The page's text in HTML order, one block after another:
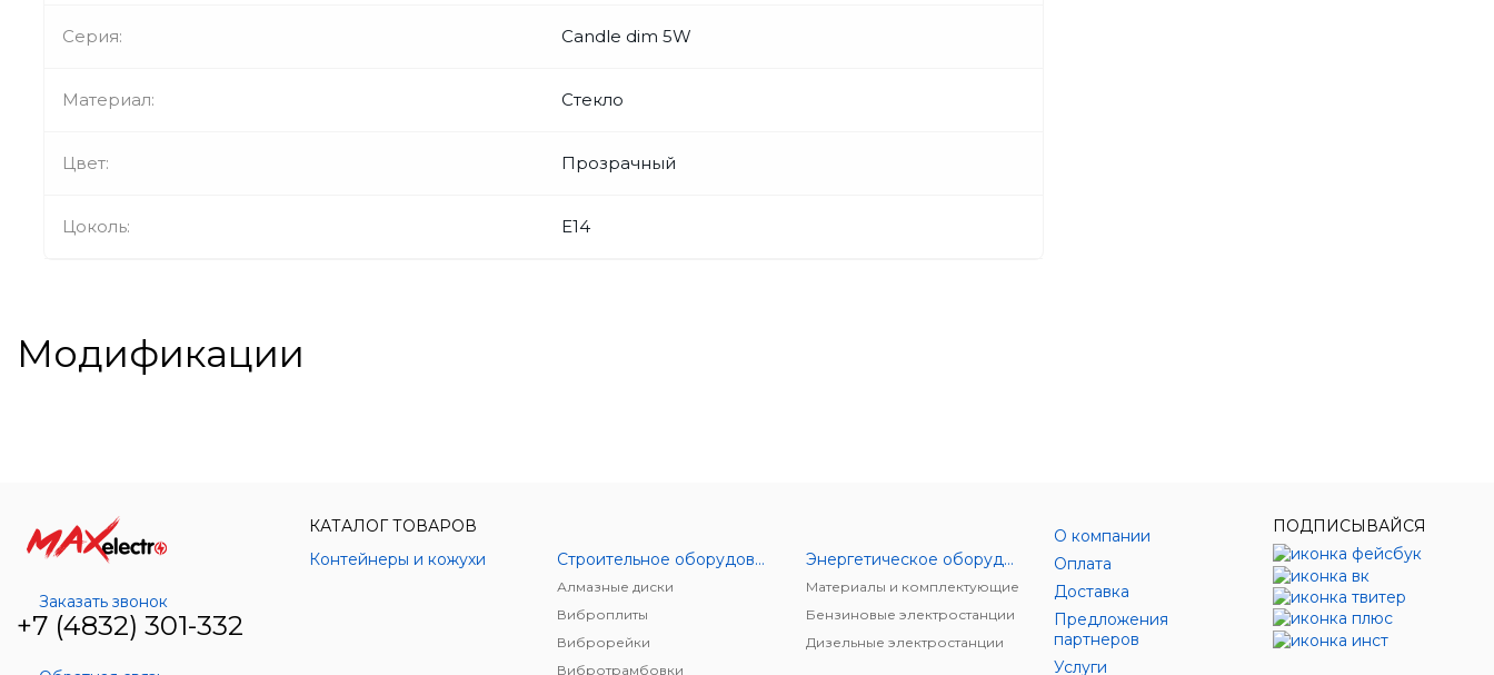
Серия: Candle dim 5W
Материал: Стекло
Цвет: Прозрачный
Цоколь: E14
Модификации
Заказать звонок
+7 (4832) 301-332
КАТАЛОГ ТОВАРОВ
Контейнеры и кожухи
Строительное оборудование
Алмазные диски
Виброплиты
Виброрейки
Вибротрамбовки
Энергетическое оборудование
Материалы и комплектующие
Бензиновые электростанции
Дизельные электростанции
О компании
Оплата
Доставка
Предложения
партнеров
Услуги
ПОДПИСЫВАЙСЯ